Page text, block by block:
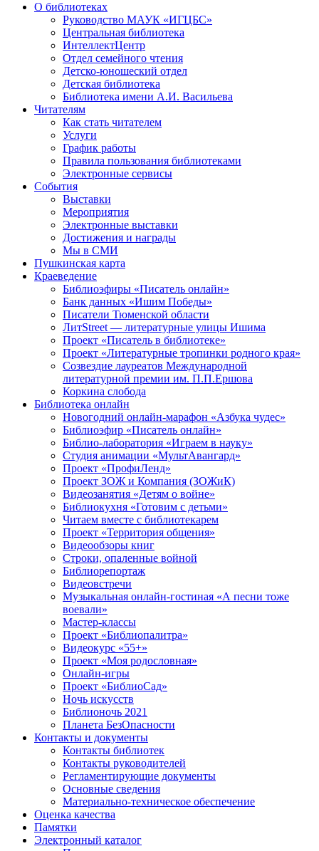
О библиотеках
Руководство МАУК «ИГЦБС»
Центральная библиотека
ИнтеллектЦентр
Отдел семейного чтения
Детско-юношеский отдел
Детская библиотека
Библиотека имени А.И. Васильева
Читателям
Как стать читателем
Услуги
График работы
Правила пользования библиотеками
Электронные сервисы
События
Выставки
Мероприятия
Электронные выставки
Достижения и награды
Мы в СМИ
Пушкинская карта
Краеведение
Библиоэфиры «Писатель онлайн»
Банк данных «Ишим Победы»
Писатели Тюменской области
ЛитStreet — литературные улицы Ишима
Проект «Писатель в библиотеке»
Проект «Литературные тропинки родного края»
Созвездие лауреатов Международной
литературной премии им. П.П.Ершова
Коркина слобода
Библиотека онлайн
Новогодний онлайн-марафон «Азбука чудес»
Библиоэфир «Писатель онлайн»
Библио-лаборатория «Играем в науку»
Студия анимации «МультАвангард»
Проект «ПрофиЛенд»
Проект ЗОЖ и Компания (ЗОЖиК)
Видеозанятия «Детям о войне»
Библиокухня «Готовим с детьми»
Читаем вместе с библиотекарем
Проект «Территория общения»
Видеообзоры книг
Строки, опаленные войной
Библиорепортаж
Видеовстречи
Музыкальная онлайн-гостиная «А песни тоже
воевали»
Мастер-классы
Проект «Библиопалитра»
Видеокурс «55+»
Проект «Моя родословная»
Онлайн-игры
Проект «БиблиоСад»
Ночь искусств
Библионочь 2021
Планета БезОпасности
Контакты и документы
Контакты библиотек
Контакты руководителей
Регламентирующие документы
Основные сведения
Материально-техническое обеспечение
Оценка качества
Памятки
Электронный каталог